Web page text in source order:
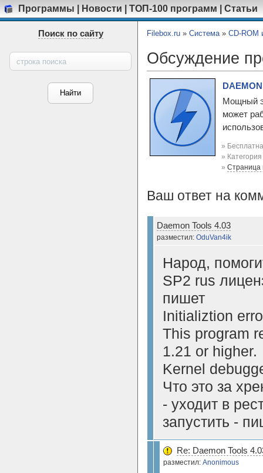
Программы Новости ТОП-100 программ Статьи
Поиск по сайту Filebox.ru » Система» CD-ROM
Обсуждение
Мощный
может
»
» Категория
» Страница
Ваш ответ на
Daemon Tools 4.03
разместил: OduVan4ik
Народ,
SP2 rus
пишет
Initializtion
This program
1.21 or higher.
Kernel
Что это за
- уходит в
запустить -
Re: Daemon Tools
разместил: Anonimous